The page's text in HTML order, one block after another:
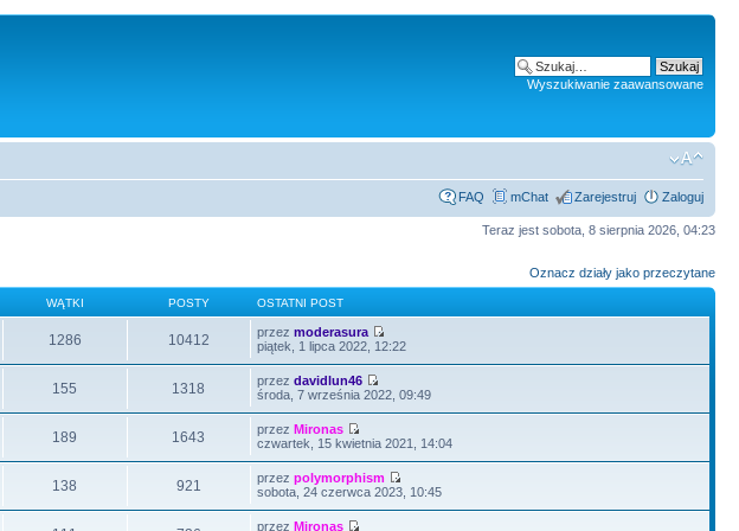
Wyszukiwanie zaawansowane
FAQ mChat Zarejestruj Zaloguj
Teraz jest sobota, 8 sierpnia 2026, 04:23
Oznacz działy jako przeczytane
WĄTKI POSTY OSTATNI POST
1286 10412 przezmoderasura
piątek, 1 lipca 2022, 12:22
155 1318 przezdavidlun46
środa, 7 września 2022, 09:49
189 1643 przezMironas
czwartek, 15 kwietnia 2021, 14:04
138 921 przezpolymorphism
sobota, 24 czerwca 2023, 10:45
przezMironas